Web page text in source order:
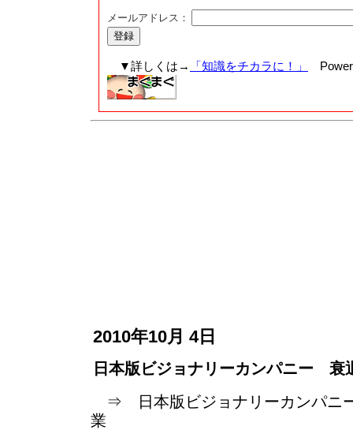
メールアドレス：
▼詳しくは→ 「知識をチカラに！」
2010年10月 4日
日本版ビジョナリーカンパニー 衰
⇒ 日本版ビジョナリーカンパニ
業